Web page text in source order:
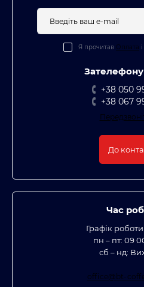
Я прочитав Оплата
+38 050
+38 067
До
Час
Графік
пн – пт: 09
сб – нд:
office@bt-